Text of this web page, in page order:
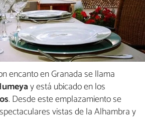
encanto en Granada se llama
y está ubicado en los
. Desde este emplazamiento se
vistas de la Alhambra y